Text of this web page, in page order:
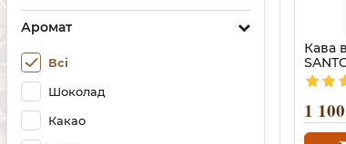
Аромат
Всі
Шоколад
Какао
Кава
1